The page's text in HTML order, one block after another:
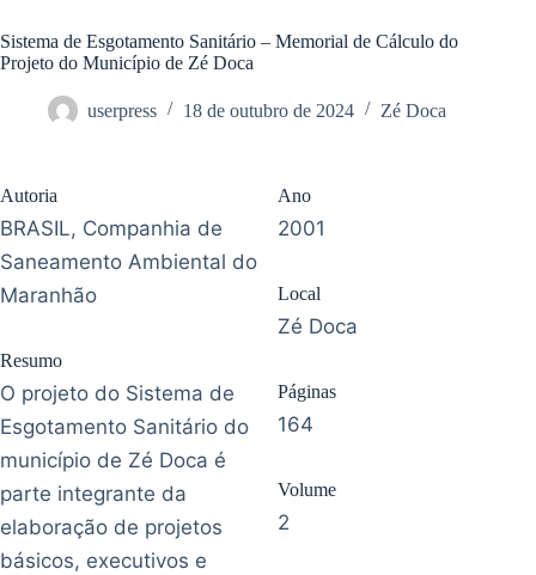
Sistema de Esgotamento Sanitário – Memorial de Cálculo do
Projeto do Município de Zé Doca
userpress 18 de outubro de 2024 Zé Doca
Autoria
BRASIL, Companhia de
Saneamento Ambiental do
Maranhão
Resumo
O projeto do Sistema de
Esgotamento Sanitário do
município de Zé Doca é
parte integrante da
elaboração de projetos
básicos, executivos e
Ano
2001
Local
Zé Doca
Páginas
164
Volume
2